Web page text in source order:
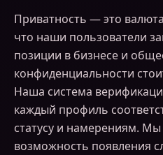
Приватность — это
что наши пользователи
позиции в бизнесе и
конфиденциальности
Наша система
каждый профиль
статусу и намерениям.
возможность появления